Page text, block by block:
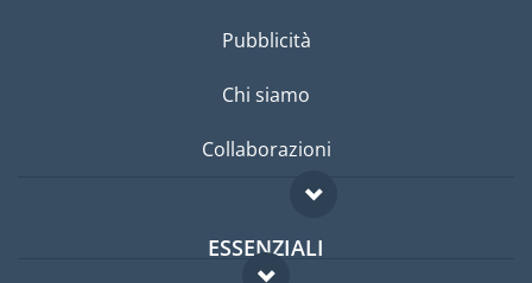
Pubblicità
Chi siamo
Collaborazioni
ESSENZIALI